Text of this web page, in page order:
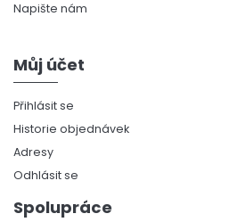
Napište nám
Můj účet
Přihlásit se
Historie objednávek
Adresy
Odhlásit se
Spolupráce